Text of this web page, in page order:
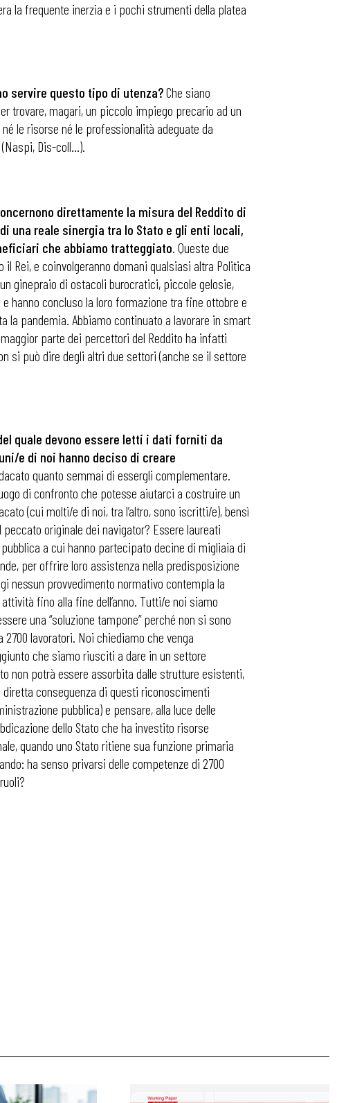
la frequente inerzia e i pochi strumenti della platea
servire questo tipo di utenza?Che siano
trovare, magari, un piccolo impiego precario ad un
le risorse né le professionalità adeguate da
Dis-coll…).
direttamente la misura del Reddito di
una reale sinergia tra lo Stato e gli enti locali,
che abbiamo tratteggiato. Queste due
Rei, e coinvolgeranno domani qualsiasi altra Politica
ginepraio di ostacoli burocratici, piccole gelosie,
hanno concluso la loro formazione tra fine ottobre e
la pandemia. Abbiamo continuato a lavorare in smart
parte dei percettori del Reddito ha infatti
si può dire degli altri due settori (anche se il settore
quale devono essere letti i dati forniti da
e di noi hanno deciso di creare
quanto semmai di essergli complementare.
di confronto che potesse aiutarci a costruire un
(cui molti/e di noi, tra l’altro, sono iscritti/e), bensì
originale dei navigator? Essere laureati
a cui hanno partecipato decine di migliaia di
per offrire loro assistenza nella predisposizione
nessun provvedimento normativo contempla la
fino alla fine dell’anno. Tutti/e noi siamo
una “soluzione tampone” perché non si sono
lavoratori. Noi chiediamo che venga
che siamo riusciti a dare in un settore
non potrà essere assorbita dalle strutture esistenti,
diretta conseguenza di questi riconoscimenti
pubblica) e pensare, alla luce delle
dello Stato che ha investito risorse
quando uno Stato ritiene sua funzione primaria
ha senso privarsi delle competenze di 2700